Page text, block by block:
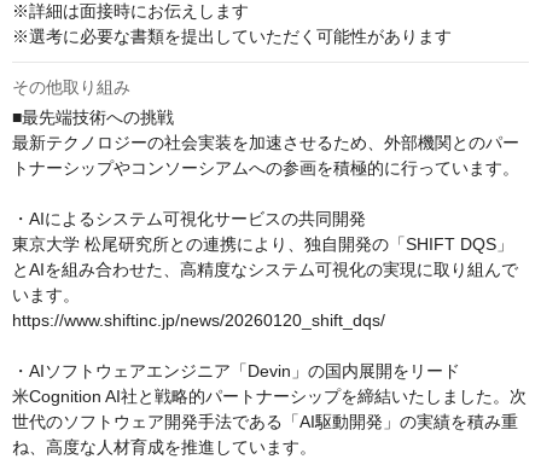
※詳細は面接時にお伝えします
※選考に必要な書類を提出していただく可能性があります
その他取り組み
■最先端技術への挑戦
最新テクノロジーの社会実装を加速させるため、外部機関とのパー
トナーシップやコンソーシアムへの参画を積極的に行っています。
・AIによるシステム可視化サービスの共同開発
東京大学 松尾研究所との連携により、独自開発の「SHIFT DQS」
とAIを組み合わせた、高精度なシステム可視化の実現に取り組んで
います。
https://www.shiftinc.jp/news/20260120_shift_dqs/
・AIソフトウェアエンジニア「Devin」の国内展開をリード
米Cognition AI社と戦略的パートナーシップを締結いたしました。次
世代のソフトウェア開発手法である「AI駆動開発」の実績を積み重
ね、高度な人材育成を推進しています。